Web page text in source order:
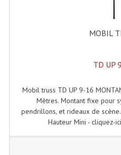
Consoles
Boules À
MOBIL
TD UP
Mobil truss TD UP 9-16
Mètres. Montant fixe pour
pendrillons, et rideaux de
Hauteur Mini - cliquez-